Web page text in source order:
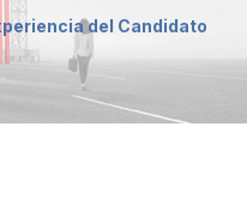
del Candidato